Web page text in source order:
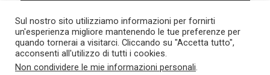
Sul nostro sito utilizziamo informazioni per fornirti
un'esperienza migliore mantenendo le tue preferenze per
quando tornerai a visitarci. Cliccando su "Accetta tutto",
acconsenti all'utilizzo di tutti i cookies.
Non condividere le mie informazioni personali.